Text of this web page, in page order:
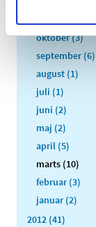
oktober (3)
september (6)
august (1)
juli (1)
juni (2)
maj (2)
april (5)
marts (10)
februar (3)
januar (2)
2012 (41)